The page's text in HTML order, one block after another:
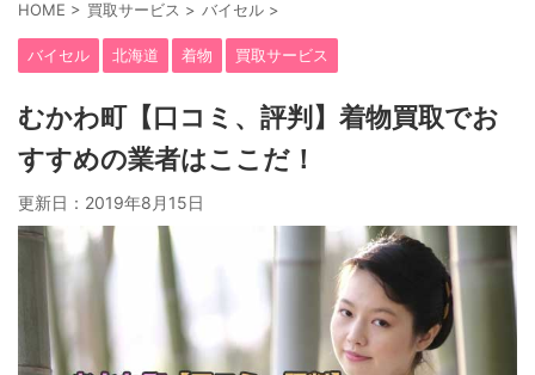
HOME > 買取サービス > バイセル >
バイセル 北海道 着物 買取サービス
むかわ町【口コミ、評判】着物買取でお
すすめの業者はここだ！
更新日： 2019年8月15日